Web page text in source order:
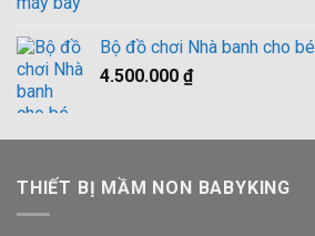
Bộ đồ chơi Nhà banh cho bé
4.500.000 ₫
THIẾT BỊ MẦM NON BABYKING